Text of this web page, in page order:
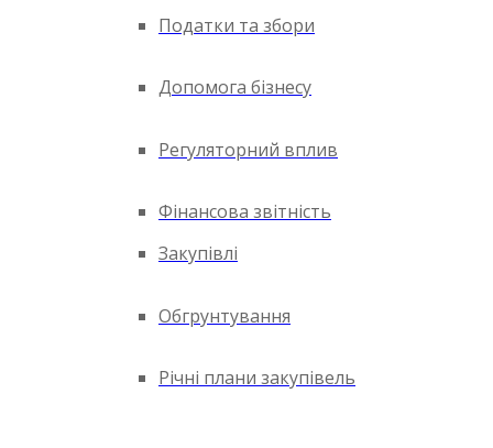
Податки та збори
Допомога бізнесу
Регуляторний вплив
Фінансова звітність
Закупівлі
Обгрунтування
Річні плани закупівель